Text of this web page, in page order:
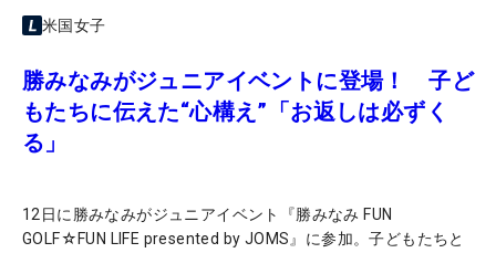
米国女子
勝みなみがジュニアイベントに登場！ 子ど
もたちに伝えた“心構え”「お返しは必ずく
る」
12日に勝みなみがジュニアイベント『勝みなみ FUN
GOLF☆FUN LIFE presented by JOMS』に参加。子どもたちと